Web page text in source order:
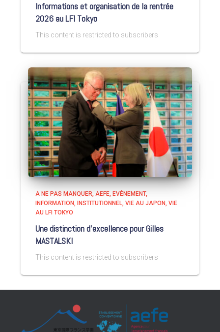
Informations et organisation de la rentrée
2026 au LFI Tokyo
This content is restricted to subscribers
A NE PAS MANQUER AEFE EVÉNEMENT
INFORMATION
INSTITUTIONNEL VIE AU JAPON VIE
AU LFI TOKYO
Une distinction d’excellence pour Gilles
MASTALSKI
This content is restricted to subscribers